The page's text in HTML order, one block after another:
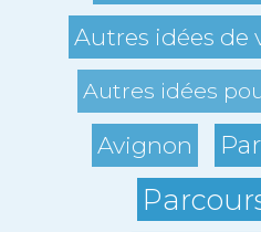
Autres idées de
Autres idées
Avignon